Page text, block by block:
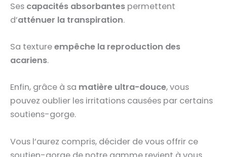
Ses capacités absorbantes permettent
d’atténuer la transpiration.
Sa textureempêche la reproduction des
acariens.
Enfin, grâce à sa matière ultra-douce, vous
pouvez oublier les irritations causées par certains
soutiens-gorge.
Vous l’aurez compris, décider de vous offrir ce